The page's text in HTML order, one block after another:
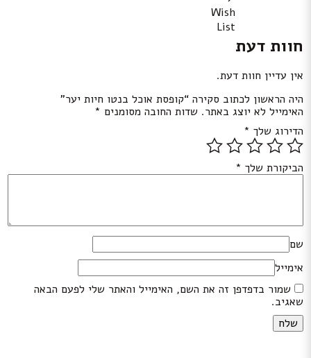
Wish
List
חוות דעת
אין עדיין חוות דעת.
היה הראשון לכתוב סקירה “קופסת אוכל בנטו חיות יער”
האימייל לא יוצג באתר. שדות החובה מסומנים *
הדירוג שלך *
הביקורת שלך *
שם
אימייל
שמור בדפדפן זה את השם, האימייל והאתר שלי לפעם הבאה
שאגיב.